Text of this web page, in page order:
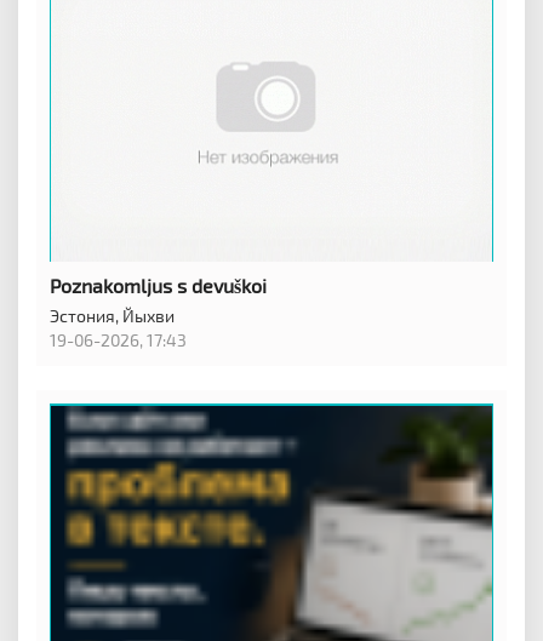
Poznakomljus s devuškoi
Эстония, Йыхви
19-06-2026, 17:43